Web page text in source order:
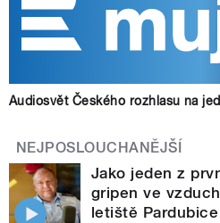
Audiosvět Českého rozhlasu na
NEJPOSLOUCHANĚJŠÍ
Jako jeden z
gripen ve
letiště Pardubice